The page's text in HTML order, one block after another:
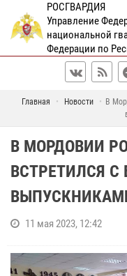
РОСГВАРДИЯ
Управление
национальной
Федерации по
Главная Новости
В
В МОРДОВИИ
ВСТРЕТИЛСЯ
11 мая 2023, 12:42